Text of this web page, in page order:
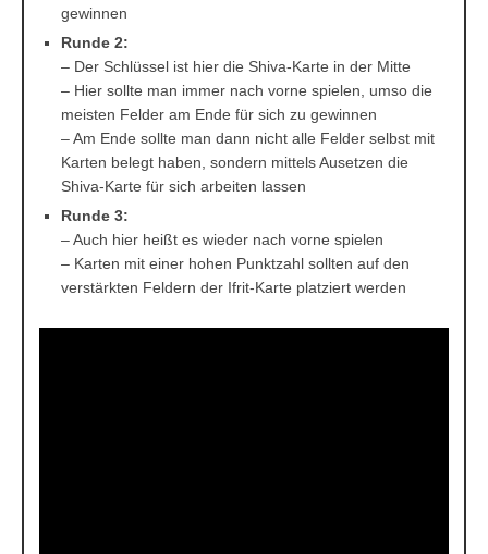
gewinnen
Runde 2:
– Der Schlüssel ist hier die Shiva-Karte in der Mitte
– Hier sollte man immer nach vorne spielen, umso die
meisten Felder am Ende für sich zu gewinnen
– Am Ende sollte man dann nicht alle Felder selbst mit
Karten belegt haben, sondern mittels Ausetzen die
Shiva-Karte für sich arbeiten lassen
Runde 3:
– Auch hier heißt es wieder nach vorne spielen
– Karten mit einer hohen Punktzahl sollten auf den
verstärkten Feldern der Ifrit-Karte platziert werden